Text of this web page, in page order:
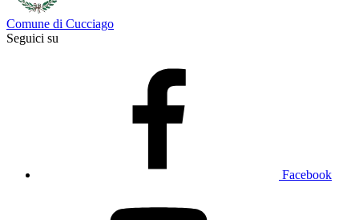
Comune di Cucciago
Seguici su
Facebook